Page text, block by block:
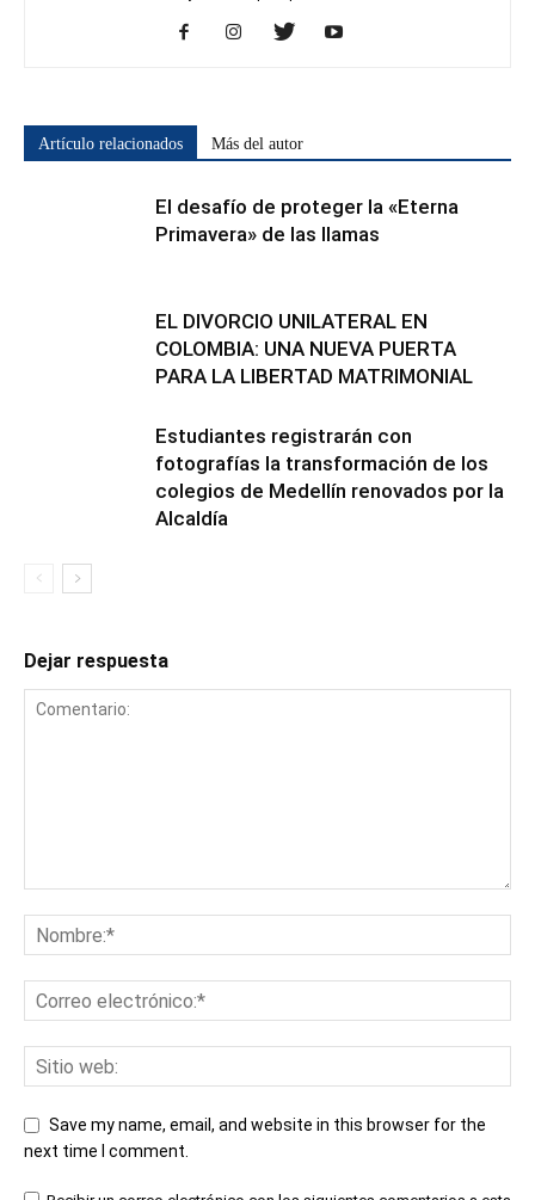
Artículo relacionados Más del autor
El desafío de proteger la «Eterna
Primavera» de las llamas
EL DIVORCIO UNILATERAL EN
COLOMBIA: UNA NUEVA PUERTA
PARA LA LIBERTAD MATRIMONIAL
Estudiantes registrarán con
fotografías la transformación de los
colegios de Medellín renovados por la
Alcaldía
Dejar respuesta
Save my name, email, and website in this browser for the
next time I comment.